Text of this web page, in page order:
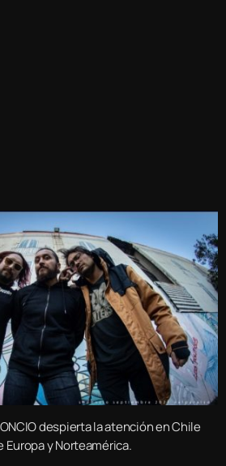
despierta la atención en Chile
y Norteamérica.